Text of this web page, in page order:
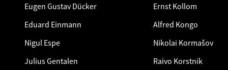
Eugen Gustav Dücker
Eduard Einmann
Nigul Espe
Julius Gentalen
Ernst Kollom
Alfred Kongo
Nikolai Kormašov
Raivo Korstnik